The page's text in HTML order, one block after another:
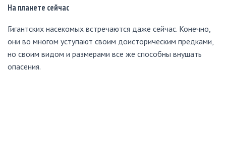
На планете сейчас
Гигантских насекомых встречаются даже сейчас. Конечно,
они во многом уступают своим доисторическим предками,
но своим видом и размерами все же способны внушать
опасения.